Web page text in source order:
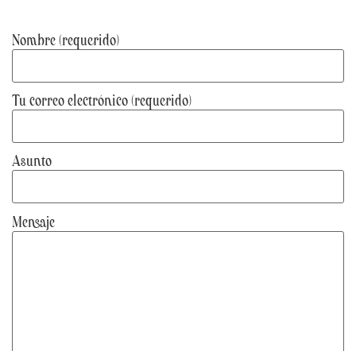
Nombre (requerido)
Tu correo electrónico (requerido)
Asunto
Mensaje